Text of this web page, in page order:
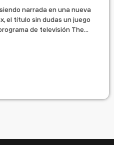
narrada en una nueva
el título sin dudas un juego
de televisión The
de Lavelle. La banda
que han inspirado a